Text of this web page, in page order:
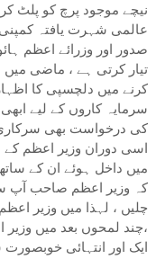
نیچے موجود پرچ کو پلٹ
عالمی شہرت یافتہ کمپنی
صدور اور وزرائے اعظم
تیار کرتی ہے ، ماضی میں
کرنے میں دلچسپی کا
سرمایہ کاروں کے لیے
کی درخواست بھی
اسی دوران وزیر اعظم
میں داخل ہوئے ان کے ساتھ
کہ وزیر اعظم صاحب آپ
چلیں ، لہذا میں وزیر
،چند لمحوں بعد میں
ایک اور انتہائی